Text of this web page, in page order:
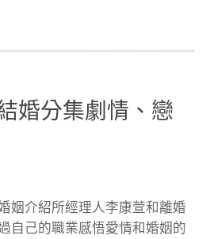
婚分集劇情、戀
姻介紹所經理人李康萱和離婚
自己的職業感悟愛情和婚姻的